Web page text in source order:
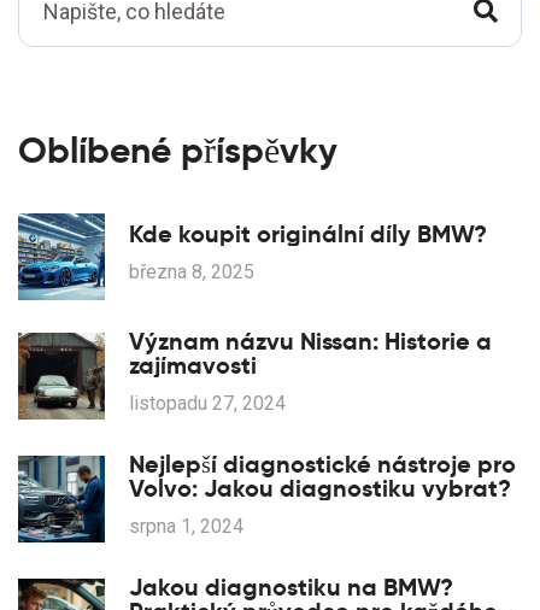
Oblíbené příspěvky
Kde koupit originální díly BMW?
března 8, 2025
Význam názvu Nissan: Historie a
zajímavosti
listopadu 27, 2024
Nejlepší diagnostické nástroje pro
Volvo: Jakou diagnostiku vybrat?
srpna 1, 2024
Jakou diagnostiku na BMW?